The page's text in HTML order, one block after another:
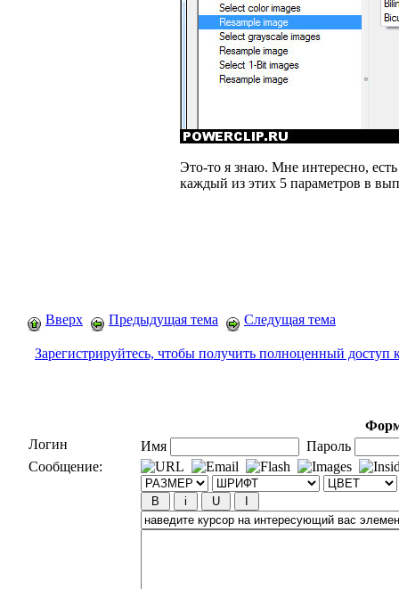
Это-то я знаю. Мне интересно,
каждый из этих 5 параметров в
Вверх Предыдущая тема Следущая тема
Зарегистрируйтесь, чтобы получить полноценный доступ
Логин
Имя
Пароль
Сообщение: